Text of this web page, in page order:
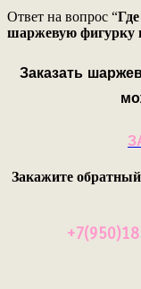
Ответ на вопрос “
шаржевую фигурку
Заказать
Закажите